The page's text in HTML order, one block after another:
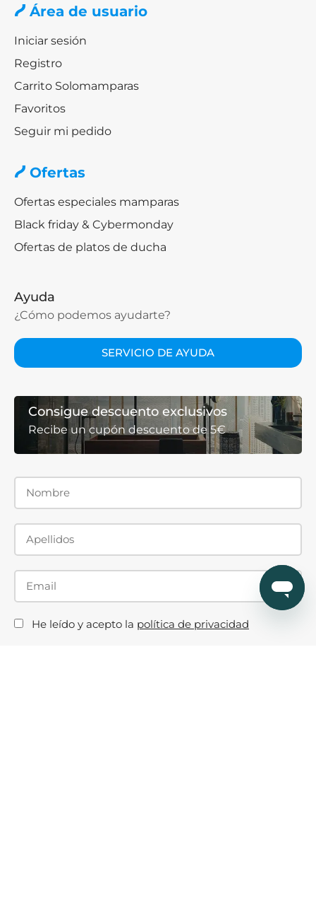
Área de usuario
Iniciar sesión
Registro
Carrito Solomamparas
Favoritos
Seguir mi pedido
Ofertas
Ofertas especiales mamparas
Black friday & Cybermonday
Ofertas de platos de ducha
Ayuda
¿Cómo podemos ayudarte?
SERVICIO DE AYUDA
Consigue descuento exclusivos
Recibe un cupón descuento de 5€
He leído y acepto la política de privacidad